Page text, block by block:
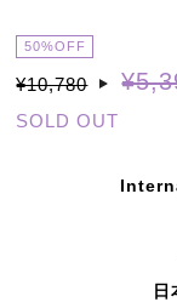
50%OFF
¥10,780
SOLD OUT